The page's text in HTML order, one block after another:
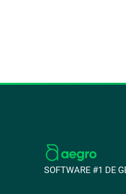
SOFTWARE #1 DE